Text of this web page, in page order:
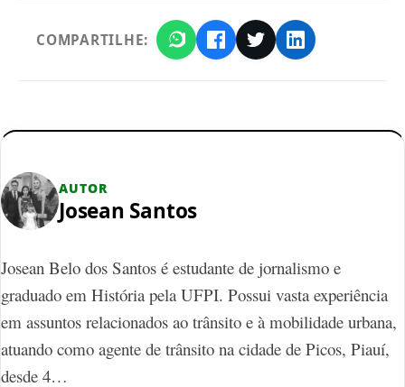
COMPARTILHE:
AUTOR
Josean Santos
Josean Belo dos Santos é estudante de jornalismo e
graduado em História pela UFPI. Possui vasta experiência
em assuntos relacionados ao trânsito e à mobilidade urbana,
atuando como agente de trânsito na cidade de Picos, Piauí,
desde 4…